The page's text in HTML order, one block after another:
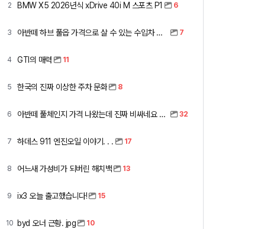
2 BMW X5 2026년식 xDrive 40i M 스포츠 P1 6
3 아반떼 하브 풀옵 가격으로 살 수 있는 수입차 모아봤습니다 (중고 포함) 7
4 GTI의 매력 11
5 한국의 진짜 이상한 주차 문화 8
6 아반떼 풀체인지 가격 나왔는데 진짜 비싸네요 ㅎㅎ 32
7 하데스 911 엔진오일 이야기. . . 17
8 어느새 가성비가 되버린 해치백 13
9 ix3 오늘 출고했습니다! 15
10 byd 오너 근황. jpg 10